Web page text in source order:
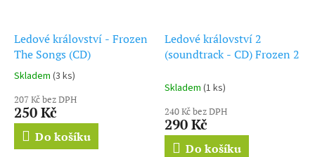
Ledové království - Frozen
The Songs (CD)
Průměrné
produktu
je
5,0
Skladem (3 ks)
207 Kč bez DPH
250 Kč
Do košíku
Ledové království 2
(soundtrack - CD) Frozen 2
Skladem (1 ks)
240 Kč bez DPH
290 Kč
Do košíku